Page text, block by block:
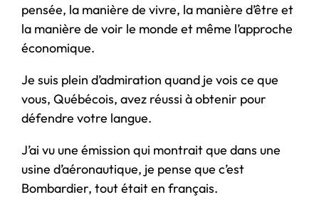
pensée, la manière de vivre, la manière d’être et
la manière de voir le monde et même l’approche
économique.
Je suis plein d’admiration quand je vois ce que
vous, Québécois, avez réussi à obtenir pour
défendre votre langue.
J’ai vu une émission qui montrait que dans une
usine d’aéronautique, je pense que c’est
Bombardier, tout était en français.